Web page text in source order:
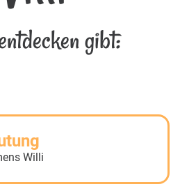
gibt:
Willi